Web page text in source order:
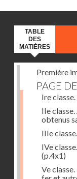
TABLE
DES
MATIÈRES
Première
PAGE
Ire
IIe
obtenus
IIIe
IVe
(p.4x1)
Ve